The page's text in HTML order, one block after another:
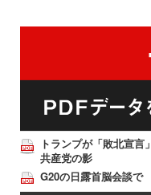
トランプが「敗北宣
共産党の影
G20の日露首脳会談で